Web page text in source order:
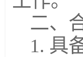
二、
1. 具